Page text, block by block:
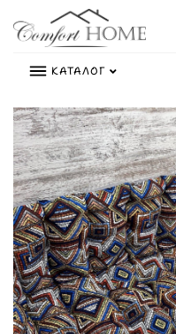
КАТАЛОГ